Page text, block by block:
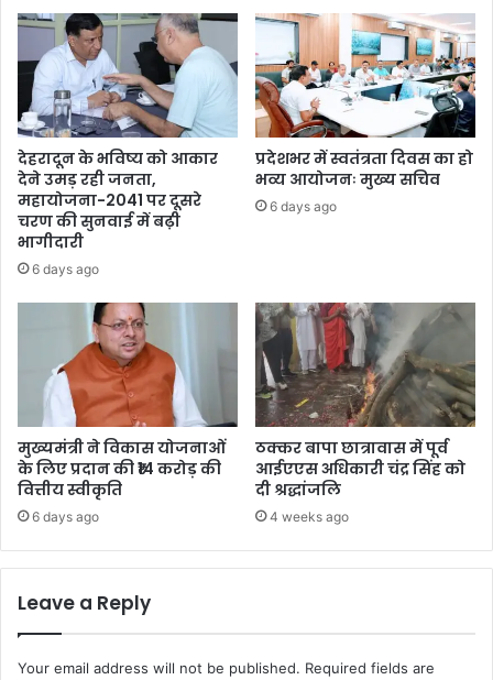
देहरादून के भविष्य को आकार
देने उमड़ रही जनता,
महायोजना-2041 पर दूसरे
चरण की सुनवाई में बढ़ी
भागीदारी
6 days ago
प्रदेशभर में स्वतंत्रता दिवस का हो
भव्य आयोजनः मुख्य सचिव
6 days ago
मुख्यमंत्री ने विकास योजनाओं
के लिए प्रदान की ₹14 करोड़ की
वित्तीय स्वीकृति
6 days ago
ठक्कर बापा छात्रावास में पूर्व
आईएएस अधिकारी चंद्र सिंह को
दी श्रद्धांजलि
4 weeks ago
Leave a Reply
Your email address will not be published. Required fields are